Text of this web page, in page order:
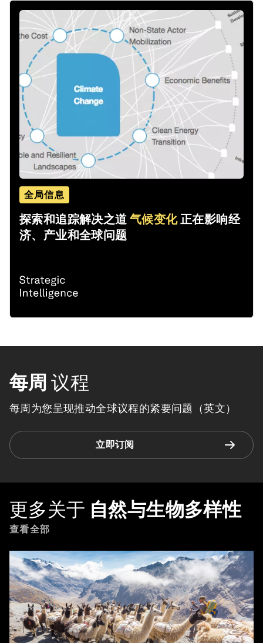
全局信息
探索和追踪解决之道气候变化正在影响经
济、产业和全球问题
每周 议程
每周为您呈现推动全球议程的紧要问题（英文）
立即订阅
更多关于 自然与生物多样性
查看全部